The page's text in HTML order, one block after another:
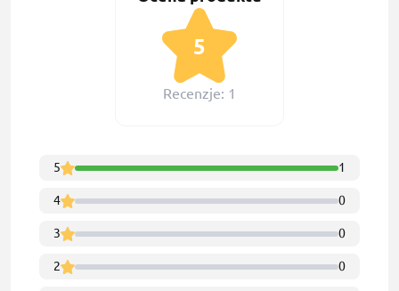
5
Recenzje: 1
5 1
4 0
3 0
2 0